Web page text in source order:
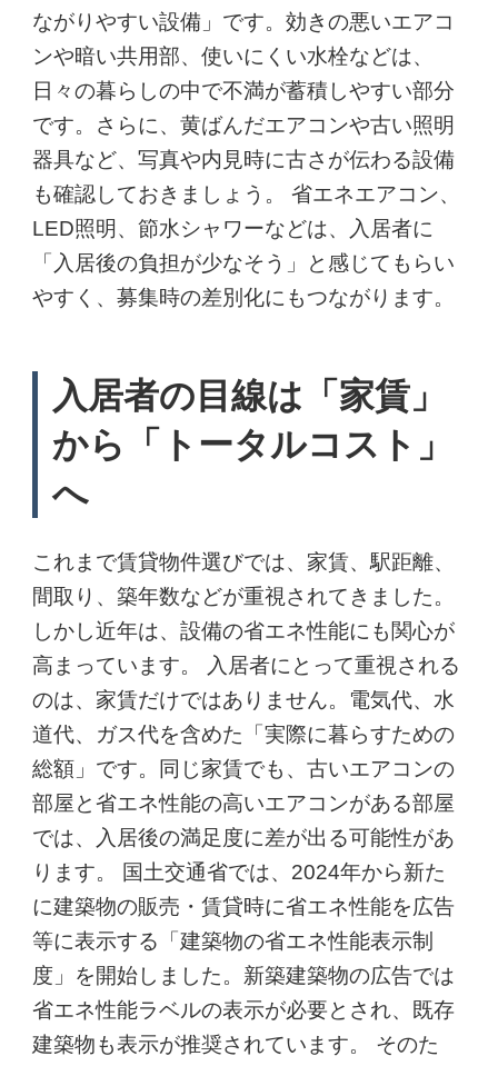
ながりやすい設備」です。効きの悪いエアコ
ンや暗い共用部、使いにくい水栓などは、
日々の暮らしの中で不満が蓄積しやすい部分
です。さらに、黄ばんだエアコンや古い照明
器具など、写真や内見時に古さが伝わる設備
も確認しておきましょう。 省エネエアコン、
LED照明、節水シャワーなどは、入居者に
「入居後の負担が少なそう」と感じてもらい
やすく、募集時の差別化にもつながります。
入居者の目線は「家賃」
から「トータルコスト」
へ
これまで賃貸物件選びでは、家賃、駅距離、
間取り、築年数などが重視されてきました。
しかし近年は、設備の省エネ性能にも関心が
高まっています。 入居者にとって重視される
のは、家賃だけではありません。電気代、水
道代、ガス代を含めた「実際に暮らすための
総額」です。同じ家賃でも、古いエアコンの
部屋と省エネ性能の高いエアコンがある部屋
では、入居後の満足度に差が出る可能性があ
ります。 国土交通省では、2024年から新た
に建築物の販売・賃貸時に省エネ性能を広告
等に表示する「建築物の省エネ性能表示制
度」を開始しました。新築建築物の広告では
省エネ性能ラベルの表示が必要とされ、既存
建築物も表示が推奨されています。 そのた